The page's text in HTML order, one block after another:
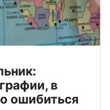
в
ошибиться